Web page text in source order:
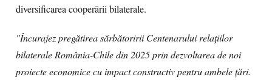
diversificarea cooperării bilaterale.
"Încurajez pregătirea sărbătoririi Centenarului relațiilor
bilaterale România-Chile din 2025 prin dezvoltarea de noi
proiecte economice cu impact constructiv pentru ambele țări.